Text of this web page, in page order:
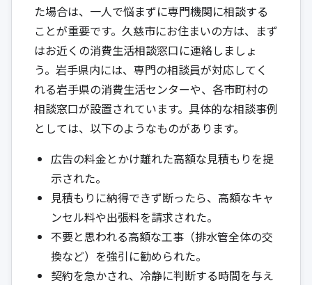
た場合は、一人で悩まずに専門機関に相談する
ことが重要です。久慈市にお住まいの方は、まず
はお近くの消費生活相談窓口に連絡しましょ
う。岩手県内には、専門の相談員が対応してく
れる岩手県の消費生活センターや、各市町村の
相談窓口が設置されています。具体的な相談事例
としては、以下のようなものがあります。
広告の料金とかけ離れた高額な見積もりを提
示された。
見積もりに納得できず断ったら、高額なキャ
ンセル料や出張料を請求された。
不要と思われる高額な工事（排水管全体の交
換など）を強引に勧められた。
契約を急かされ、冷静に判断する時間を与え